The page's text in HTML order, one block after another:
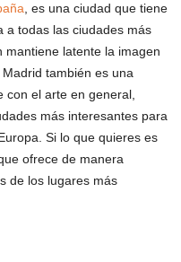
, es una ciudad que tiene
a todas las ciudades más
mantiene latente la imagen
también es una
con el arte en general,
más interesantes para
Si lo que quieres es
ofrece de manera
de los lugares más